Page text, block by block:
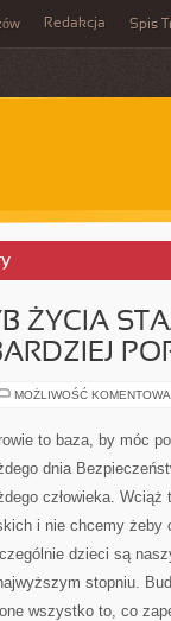
Redakcja Spis
ŻYCIA
MOŻLIWOŚĆ
to baza, by móc
dnia
człowieka.
i nie chcemy żeby
dzieci są
stopniu.
wszystko to, co